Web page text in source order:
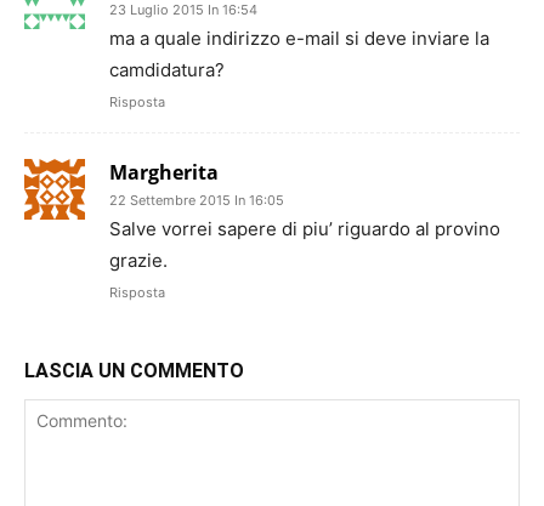
23 Luglio 2015 In 16:54
ma a quale indirizzo e-mail si deve inviare la
camdidatura?
Risposta
Margherita
22 Settembre 2015 In 16:05
Salve vorrei sapere di piu’ riguardo al provino
grazie.
Risposta
LASCIA UN COMMENTO